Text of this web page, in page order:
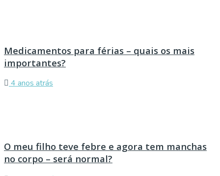
Medicamentos para férias – quais os mais
importantes?
4 anos atrás
O meu filho teve febre e agora tem manchas
no corpo – será normal?